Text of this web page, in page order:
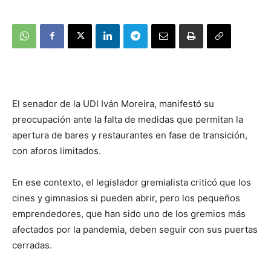
El senador de la UDI Iván Moreira, manifestó su
preocupación ante la falta de medidas que permitan la
apertura de bares y restaurantes en fase de transición,
con aforos limitados.
En ese contexto, el legislador gremialista criticó que los
cines y gimnasios si pueden abrir, pero los pequeños
emprendedores, que han sido uno de los gremios más
afectados por la pandemia, deben seguir con sus puertas
cerradas.